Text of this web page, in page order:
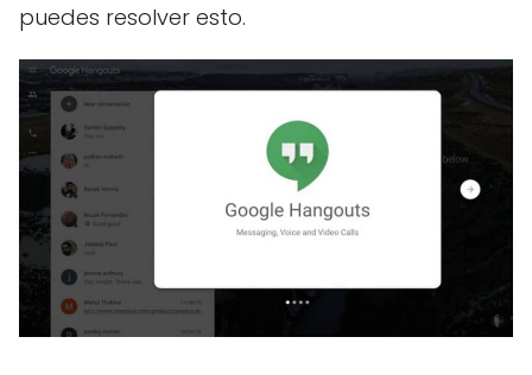
puedes resolver esto.